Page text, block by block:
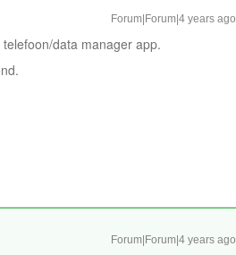
Forum|Forum|4 years ago
data manager app.
Forum|Forum|4 years ago